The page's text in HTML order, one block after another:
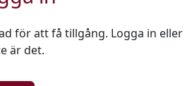
för att få tillgång. Logga in eller
är det.